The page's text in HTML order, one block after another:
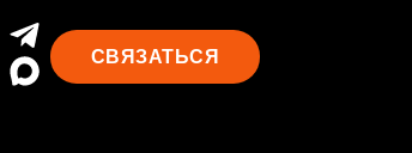
СВЯЗАТЬСЯ